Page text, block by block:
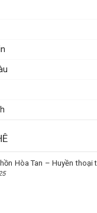
Hòa Tan – Huyền thoại